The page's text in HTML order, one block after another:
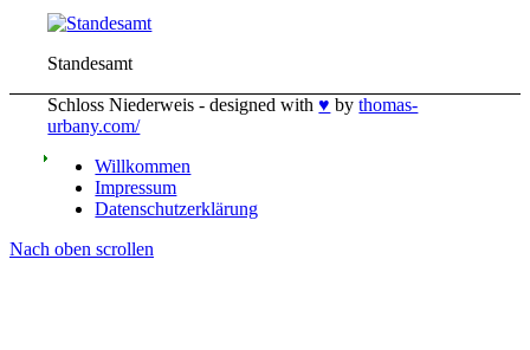
Standesamt
Schloss Niederweis - designed with♥ bythomas-
urbany.com/
Willkommen
Impressum
Datenschutzerklärung
Nach oben scrollen